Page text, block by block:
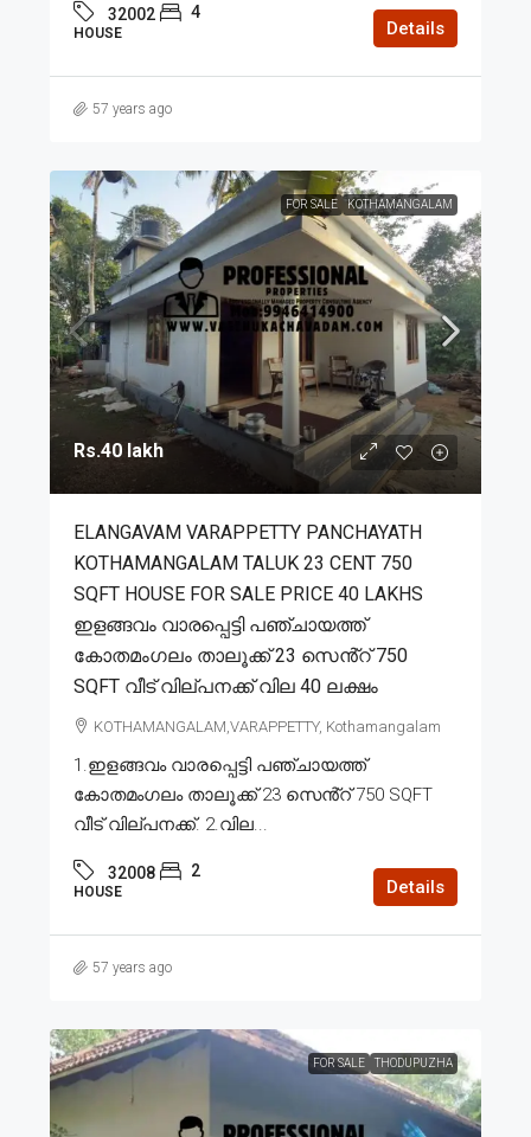
32002 4
HOUSE Details
57 years ago
FOR SALE KOTHAMANGALAM
Rs.40 lakh
ELANGAVAM VARAPPETTY PANCHAYATH
KOTHAMANGALAM TALUK 23 CENT 750
SQFT HOUSE FOR SALE PRICE 40 LAKHS
ഇളങ്ങവം വാരപ്പെട്ടി പഞ്ചായത്ത്
കോതമംഗലം താലൂക്ക് 23 സെൻ്റ് 750
SQFT വീട് വില്പനക്ക് വില 40 ലക്ഷം
KOTHAMANGALAM,VARAPPETTY, Kothamangalam
1.ഇളങ്ങവം വാരപ്പെട്ടി പഞ്ചായത്ത്
കോതമംഗലം താലൂക്ക് 23 സെൻ്റ് 750 SQFT
വീട് വില്പനക്ക്. 2.വില...
32008 2
HOUSE Details
57 years ago
FOR SALE THODUPUZHA